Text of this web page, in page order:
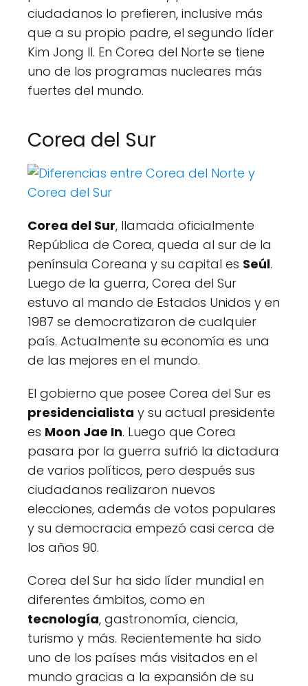
ciudadanos lo prefieren, inclusive más
que a su propio padre, el segundo líder
Kim Jong Il. En Corea del Norte se tiene
uno de los programas nucleares más
fuertes del mundo.
Corea del Sur
Corea del Sur, llamada oficialmente
República de Corea, queda al sur de la
península Coreana y su capital es Seúl.
Luego de la guerra, Corea del Sur
estuvo al mando de Estados Unidos y en
1987 se democratizaron de cualquier
país. Actualmente su economía es una
de las mejores en el mundo.
El gobierno que posee Corea del Sur es
presidencialista y su actual presidente
es Moon Jae In. Luego que Corea
pasara por la guerra sufrió la dictadura
de varios políticos, pero después sus
ciudadanos realizaron nuevos
elecciones, además de votos populares
y su democracia empezó casi cerca de
los años 90.
Corea del Sur ha sido líder mundial en
diferentes ámbitos, como en
tecnología, gastronomía, ciencia,
turismo y más. Recientemente ha sido
uno de los países más visitados en el
mundo gracias a la expansión de su